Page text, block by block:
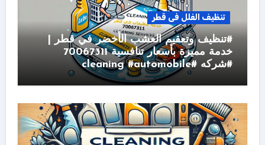
تنظيف الفلل فى قطر
#تنظيف وتعقيم العشب الأخضر في قطر |
خدمة مميزة بأسعار تنافسية 70067311
#شركه #cleaning #automobile